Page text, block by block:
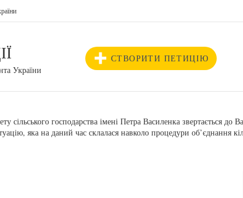
України
СТВОРИТИ ПЕТИЦІЮ
сільського господарства імені Петра Василенка звертається
яка на даний час склалася навколо процедури об’єднання